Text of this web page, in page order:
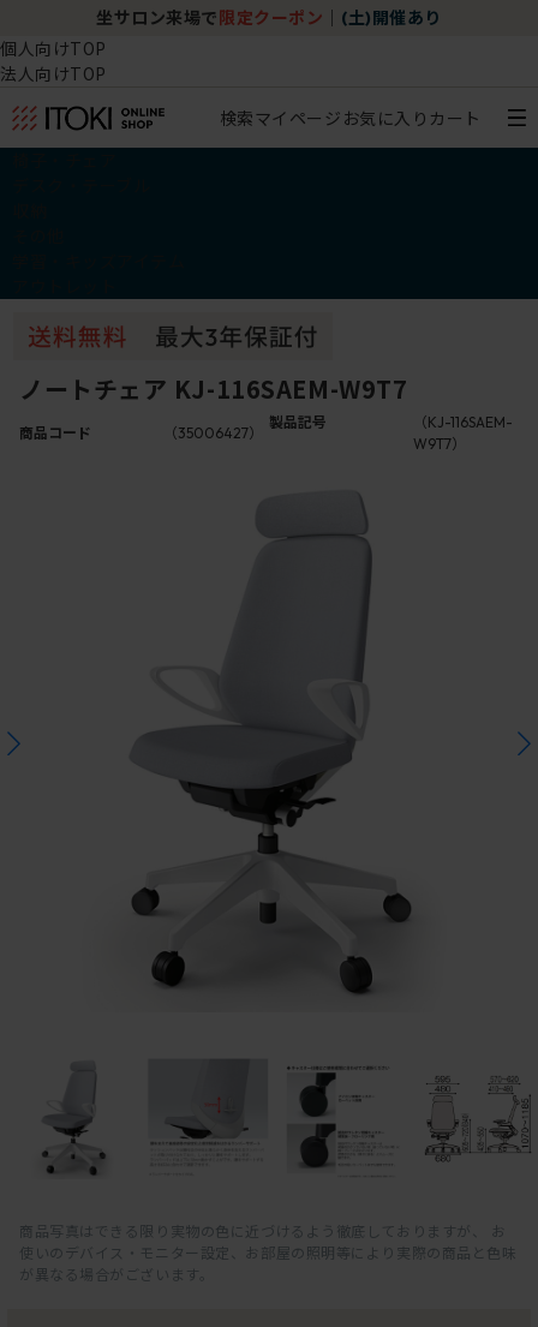
坐サロン来場で 限定クーポン (土)開催あり
個人向けTOP
法人向けTOP
検索マイページ お気に入り カート
ノートチェア KJ-116SAEM-W9T7
商品コード （35006427）
製品記号
（KJ-116SAEM-
W9T7）
商品写真はできる限り実物の色に近づけるよう徹底しておりますが、 お
使いのデバイス・モニター設定、お部屋の照明等により実際の商品と色味
が異なる場合がございます。